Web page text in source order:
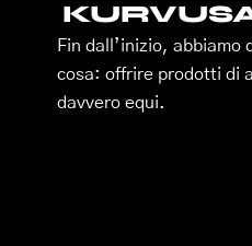
Fin dall’inizio, abbiamo
cosa: offrire prodotti di
davvero equi.